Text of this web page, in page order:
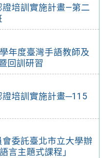
培訓實施計畫—第二
年度臺灣手語教師及
回訓研習
培訓實施計畫─115
委託臺北市立大學辦
言主題式課程」